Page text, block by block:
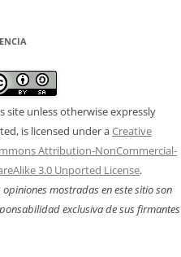
site unless otherwise expressly
is licensed under aCreative
Attribution-NonCommercial-
3.0 Unported License.
opiniones mostradas en este sitio son
exclusiva de sus firmantes